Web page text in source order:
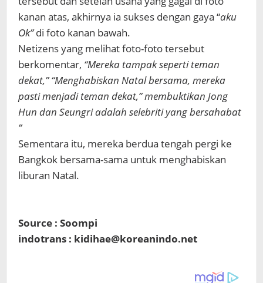
kanan atas, akhirnya ia sukses dengan gaya “aku
Ok”di foto kanan bawah.
Netizens yang melihat foto-foto tersebut
berkomentar, “Mereka tampak seperti teman
dekat,” “Menghabiskan Natal bersama, mereka
pasti menjadi teman dekat,” membuktikan Jong
Hun dan Seungri adalah selebriti yang bersahabat
”
Sementara itu, mereka berdua tengah pergi ke
Bangkok bersama-sama untuk menghabiskan
liburan Natal.
Source : Soompi
indotrans : kidihae@koreanindo.net